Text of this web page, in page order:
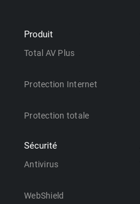
Produit
Total AV Plus
Protection Internet
Protection totale
Sécurité
Antivirus
WebShield